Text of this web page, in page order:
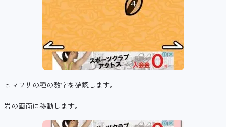
ヒマワリの種の数字を確認します。
岩の画面に移動します。